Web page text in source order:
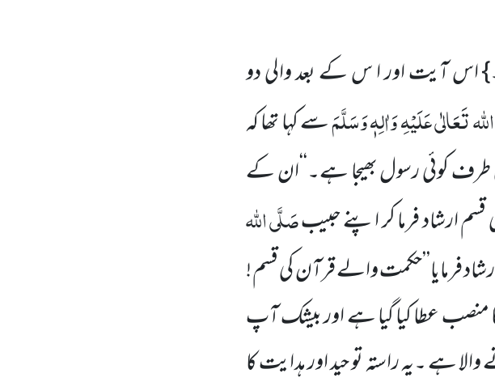
آیت اور ا س کے بعد والی دو
تَعَالٰی عَلَیْہِ وَاٰلِہٖ وَسَلَّمَسے کہا تھا کہ
کوئی رسول بھیجا ہے۔‘‘ان کے
قسم ارشاد فرما کر اپنے حبیبصَلَّی اللہ
فرمایا’’حکمت والے قرآن کی قسم !
عطا کیا گیا ہے اور بیشک آپ
ہے ۔یہ راستہ تو حید اور ہدایت کا